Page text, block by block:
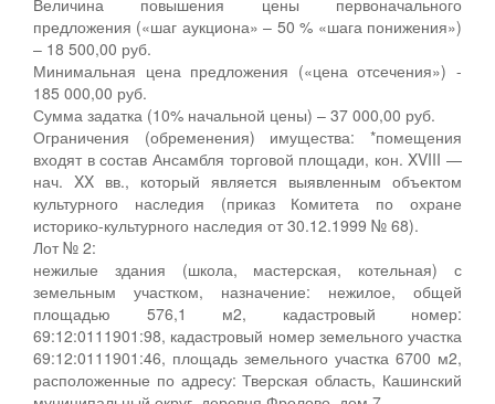
предложения («шаг аукциона» – 50 % «шага понижения»)
– 18 500,00 руб.
Минимальная цена предложения («цена отсечения») -
185 000,00 руб.
Сумма задатка (10% начальной цены) – 37 000,00 руб.
Ограничения (обременения) имущества: *помещения
входят в состав Ансамбля торговой площади, кон. XVIII —
нач. XX вв., который является выявленным объектом
культурного наследия (приказ Комитета по охране
историко-культурного наследия от 30.12.1999 № 68).
Лот № 2:
нежилые здания (школа, мастерская, котельная) с
земельным участком, назначение: нежилое, общей
площадью 576,1 м2, кадастровый номер:
69:12:0111901:98, кадастровый номер земельного участка
69:12:0111901:46, площадь земельного участка 6700 м2,
расположенные по адресу: Тверская область, Кашинский